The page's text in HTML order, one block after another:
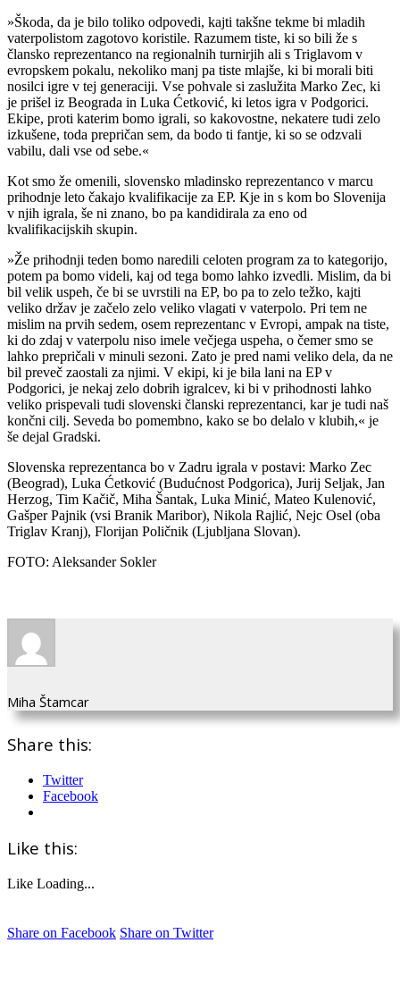
»Škoda, da je bilo toliko odpovedi, kajti takšne tekme bi mladih
vaterpolistom zagotovo koristile. Razumem tiste, ki so bili že s
člansko reprezentanco na regionalnih turnirjih ali s Triglavom v
evropskem pokalu, nekoliko manj pa tiste mlajše, ki bi morali biti
nosilci igre v tej generaciji. Vse pohvale si zaslužita Marko Zec, ki
je prišel iz Beograda in Luka Ćetković, ki letos igra v Podgorici.
Ekipe, proti katerim bomo igrali, so kakovostne, nekatere tudi zelo
izkušene, toda prepričan sem, da bodo ti fantje, ki so se odzvali
vabilu, dali vse od sebe.«
Kot smo že omenili, slovensko mladinsko reprezentanco v marcu
prihodnje leto čakajo kvalifikacije za EP. Kje in s kom bo Slovenija
v njih igrala, še ni znano, bo pa kandidirala za eno od
kvalifikacijskih skupin.
»Že prihodnji teden bomo naredili celoten program za to kategorijo,
potem pa bomo videli, kaj od tega bomo lahko izvedli. Mislim, da bi
bil velik uspeh, če bi se uvrstili na EP, bo pa to zelo težko, kajti
veliko držav je začelo zelo veliko vlagati v vaterpolo. Pri tem ne
mislim na prvih sedem, osem reprezentanc v Evropi, ampak na tiste,
ki do zdaj v vaterpolu niso imele večjega uspeha, o čemer smo se
lahko prepričali v minuli sezoni. Zato je pred nami veliko dela, da ne
bil preveč zaostali za njimi. V ekipi, ki je bila lani na EP v
Podgorici, je nekaj zelo dobrih igralcev, ki bi v prihodnosti lahko
veliko prispevali tudi slovenski članski reprezentanci, kar je tudi naš
končni cilj. Seveda bo pomembno, kako se bo delalo v klubih,« je
še dejal Gradski.
Slovenska reprezentanca bo v Zadru igrala v postavi: Marko Zec
(Beograd), Luka Ćetković (Budućnost Podgorica), Jurij Seljak, Jan
Herzog, Tim Kačič, Miha Šantak, Luka Minić, Mateo Kulenović,
Gašper Pajnik (vsi Branik Maribor), Nikola Rajlić, Nejc Osel (oba
Triglav Kranj), Florijan Poličnik (Ljubljana Slovan).
FOTO: Aleksander Sokler
Miha Štamcar
Share this:
Twitter
Facebook
Like this:
Like Loading...
Share on Facebook Share on Twitter